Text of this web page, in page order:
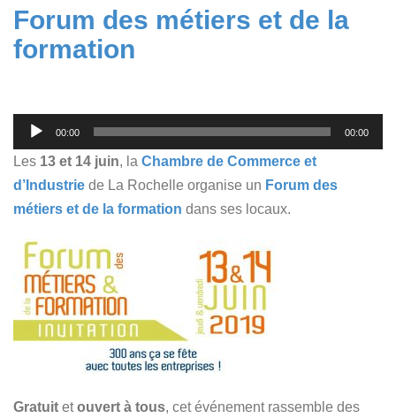
Forum des métiers et de la
formation
Lecteur
audio
00:00 00:00
Les 13 et 14 juin, la Chambre de Commerce et
d’Industrie de La Rochelle organise un Forum des
métiers et de la formation dans ses locaux.
Gratuit etouvert à tous, cet événement rassemble des